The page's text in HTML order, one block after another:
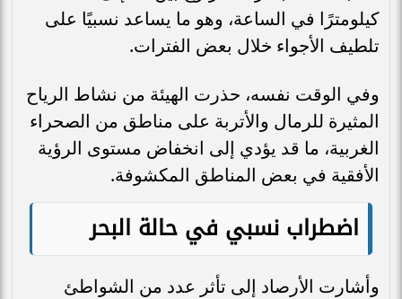
كيلومترًا في الساعة، وهو ما يساعد نسبيًا على
تلطيف الأجواء خلال بعض الفترات.
وفي الوقت نفسه، حذرت الهيئة من نشاط الرياح
المثيرة للرمال والأتربة على مناطق من الصحراء
الغربية، ما قد يؤدي إلى انخفاض مستوى الرؤية
الأفقية في بعض المناطق المكشوفة.
اضطراب نسبي في حالة البحر
وأشارت الأرصاد إلى تأثر عدد من الشواطئ